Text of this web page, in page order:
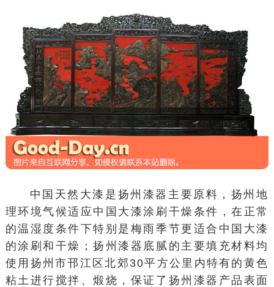
中国天然大漆是扬州漆器主要原料，扬州地
理环境气候适应中国大漆涂刷干燥条件，在正常
的温湿度条件下特别是梅雨季节更适合中国大漆
的涂刷和干燥；扬州漆器底腻的主要填充材料均
使用扬州市邗江区北郊30平方公里内特有的黄色
粘土进行搅拌、煅烧，保证了扬州漆器产品表面